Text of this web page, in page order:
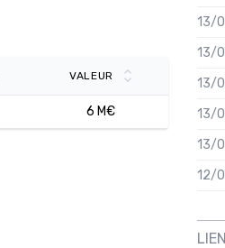
VALEUR
6 M€
13/
13/
13/
13/
13/
12/
12/